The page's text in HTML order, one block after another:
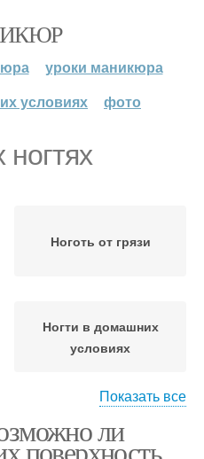
уроки маникюра
условиях
фото
Ноготь от грязи
Ногти в домашних
условиях
Ногти перед нанесением
Показать все
ли